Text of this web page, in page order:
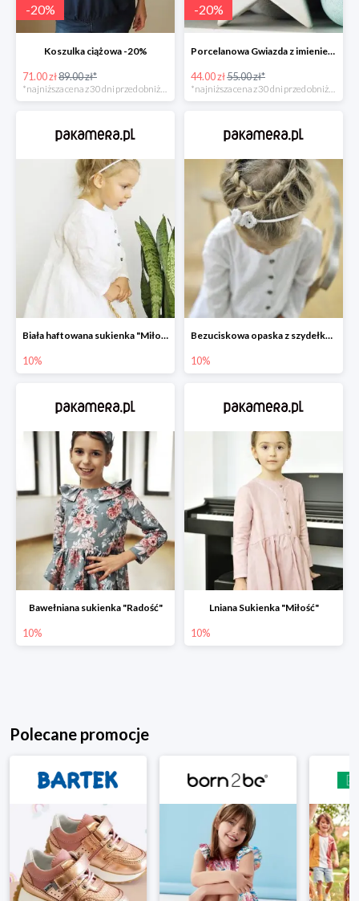
-20%
Koszulka ciążowa -20%
71.00 zł89.00 zł*
-20%
Porcelanowa Gwiazda z imieniem i datą urodzenia dziecka -20%
44.00 zł55.00 zł*
Biała haftowana sukienka "Miłość"
10%
Bezuciskowa opaska z szydełkowym motylkiem
10%
Bawełniana sukienka "Radość"
10%
Lniana Sukienka "Miłość"
10%
Polecane promocje